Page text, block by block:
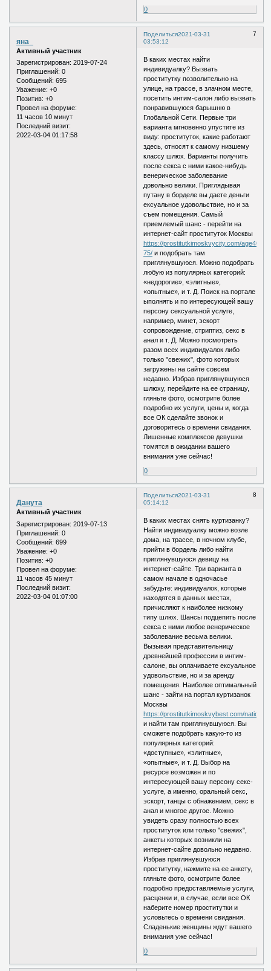
0
Поделиться 7
2021-03-31
03:53:12
яна_
Активный участник
Зарегистрирован: 2019-07-24
Приглашений: 0
Сообщений: 695
Уважение: +0
Позитив: +0
Провел на форуме:
11 часов 10 минут
Последний визит:
2022-03-04 01:17:58
В каких местах найти
индивидуалку? Вызвать
проститутку позволительно на
улице, на трассе, в злачном месте,
посетить интим-салон либо вызвать
понравившуюся барышню в
Глобальной Сети. Первые три
варианта мгновенно упустите из
виду: проституток, какие работают
здесь, относят к самому низшему
классу шлюх. Варианты получить
после секса с ними какое-нибудь
венерическое заболевание
довольно велики. Приглядывая
путану в борделе вы даете деньги
ексуальное удовольствие, но и за
съем помещения. Самый
приемлемый шанс - перейти на
интернет-сайт проституток Москвы
https://prostitutkimoskvycity.com/age40-
75/ и подобрать там
приглянувшуюся. Можно подобрать
любую из популярных категорий:
«недорогие», «элитные»,
«опытные», и т. Д. Поиск на портале
ыполнять и по интересующей вашу
персону сексуальной услуге,
например, минет, эскорт
сопровождение, стриптиз, секс в
анал и т. Д. Можно посмотреть
разом всех индивидуалок либо
только "свежих", фото которых
загружены на сайте совсем
недавно. Избрав приглянувшуюся
шлюху, перейдите на ее страницу,
гляньте фото, осмотрите более
подробно их услуги, цены и, когда
все ОК сделайте звонок и
договоритесь о времени свидания.
Лишенные комплексов девушки
томятся в ожидании вашего
внимания уже сейчас!
0
Поделиться 8
2021-03-31
05:14:12
Данута
Активный участник
Зарегистрирован: 2019-07-13
Приглашений: 0
Сообщений: 699
Уважение: +0
Позитив: +0
Провел на форуме:
11 часов 45 минут
Последний визит:
2022-03-04 01:07:00
В каких местах снять куртизанку?
Найти индивидуалку можно возле
дома, на трассе, в ночном клубе,
прийти в бордель либо найти
приглянувшуюся девицу на
интернет-сайте. Три варианта в
самом начале в одночасье
забудьте: индивидуалок, которые
находятся в данных местах,
причисляют к наиболее низкому
типу шлюх. Шансы подцепить после
секса с ними любое венерическое
заболевание весьма велики.
Вызывая представительницу
древнейшей профессии в интим-
салоне, вы оплачиваете ексуальное
удовольствие, но и за аренду
помещения. Наиболее оптимальный
шанс - зайти на портал куртизанок
Москвы
https://prostitutkimoskvybest.com/
и найти там приглянувшуюся. Вы
сможете подобрать какую-то из
популярных категорий:
«доступные», «элитные»,
«опытные», и т. Д. Выбор на
ресурсе возможен и по
интересующей вашу персону секс-
услуге, а именно, оральный секс,
эскорт, танцы с обнажением, секс в
анал и многое другое. Можно
увидеть сразу полностью всех
проституток или только "свежих",
анкеты которых возникли на
интернет-сайте довольно недавно.
Избрав приглянувшуюся
проститутку, нажмите на ее анкету,
гляньте фото, осмотрите более
подробно предоставляемые услуги,
расценки и, в случае, если все ОК
наберите номер проститутки и
условьтесь о времени свидания.
Сладенькие женщины ждут вашего
внимания уже сейчас!
0